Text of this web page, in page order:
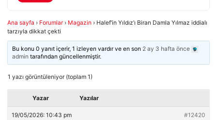
Ana sayfa › Forumlar › Magazin › Halef’in Yıldız’ı Biran Damla Yılmaz iddialı
tarzıyla dikkat çekti
Bu konu 0 yanıt içerir, 1 izleyen vardır ve en son 2 ay 3 hafta önce
admin tarafından güncellenmiştir.
1 yazı görüntüleniyor (toplam 1)
Yazar Yazılar
19/05/2026: 10:43 pm #12420